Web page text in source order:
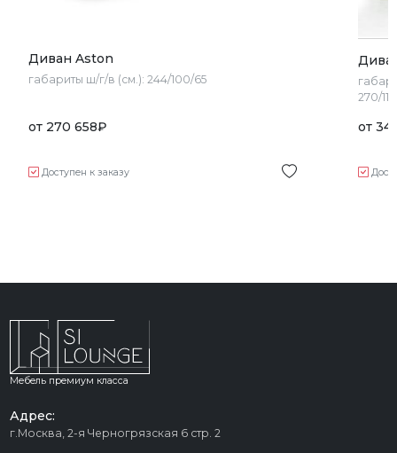
Диван Aston
габариты ш/г/в (см.): 244/100/65
от 270 658₽
Доступен к заказу
270/
от
Мебель премиум класса
Адрес:
г.Москва, 2-я Черногрязская 6 стр. 2